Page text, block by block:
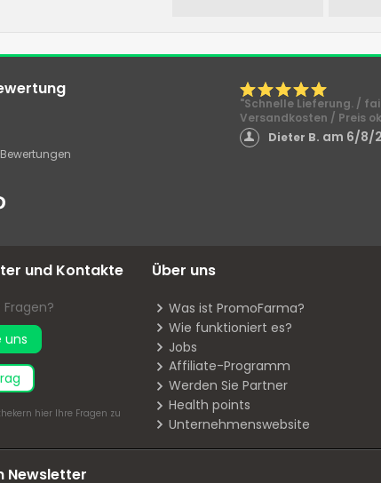
Bewertungen
"Schnelle Lieferung. /
Versandkosten / Preis
Dieter B. am 6/8/
und Kontakte
uns
hier Ihre Fragen zu
Über uns
Was ist PromoFarma?
Wie funktioniert es?
Jobs
Affiliate-Programm
Werden Sie Partner
Health points
Unternehmenswebsite
Newsletter